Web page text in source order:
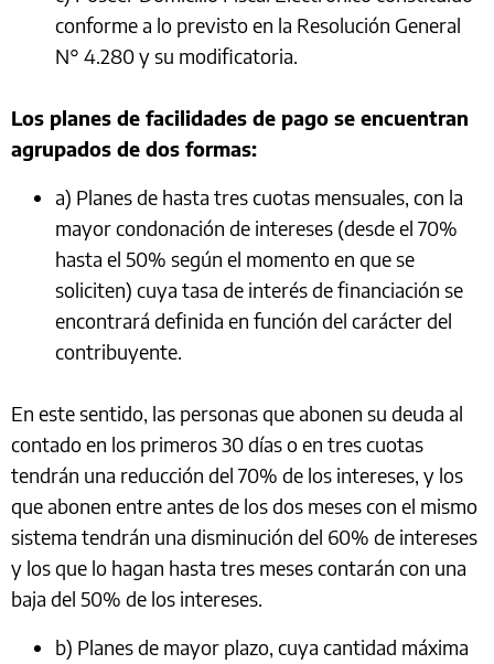
conforme a lo previsto en la Resolución General
N° 4.280 y su modificatoria.
Los planes de facilidades de pago se encuentran
agrupados de dos formas:
a) Planes de hasta tres cuotas mensuales, con la
mayor condonación de intereses (desde el 70%
hasta el 50% según el momento en que se
soliciten) cuya tasa de interés de financiación se
encontrará definida en función del carácter del
contribuyente.
En este sentido, las personas que abonen su deuda al
contado en los primeros 30 días o en tres cuotas
tendrán una reducción del 70% de los intereses, y los
que abonen entre antes de los dos meses con el mismo
sistema tendrán una disminución del 60% de intereses
y los que lo hagan hasta tres meses contarán con una
baja del 50% de los intereses.
b) Planes de mayor plazo, cuya cantidad máxima